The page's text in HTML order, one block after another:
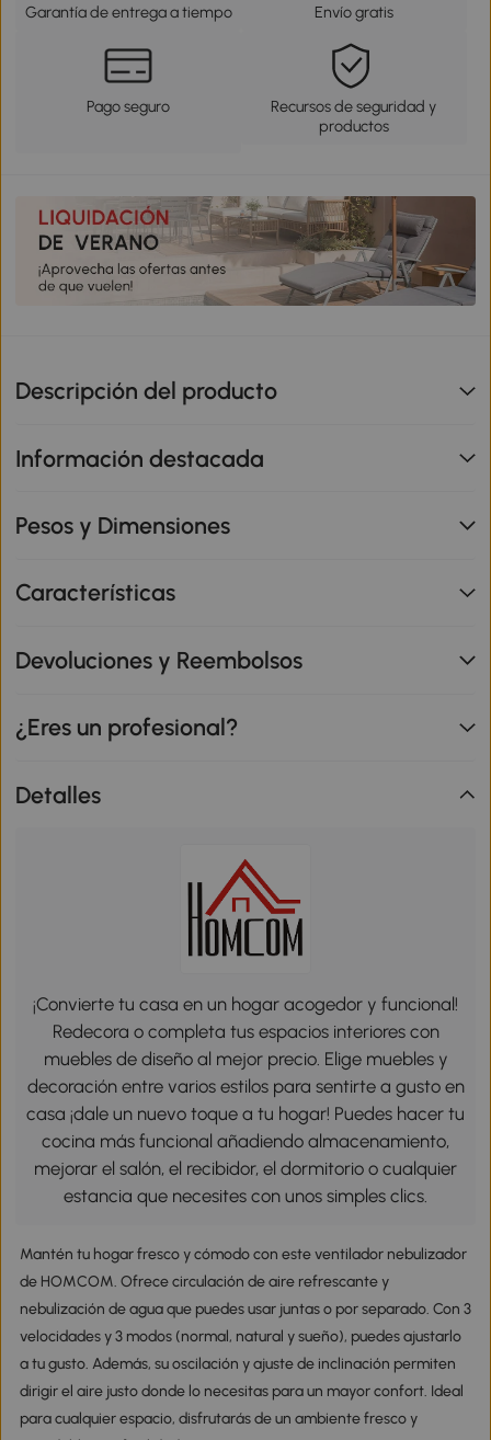
Garantía de entrega a tiempo Envío gratis
Pago seguro
Recursos de seguridad y
productos
Descripción del producto
Información destacada
Pesos y Dimensiones
Características
Devoluciones y Reembolsos
¿Eres un profesional?
Detalles
¡Convierte tu casa en un hogar acogedor y funcional!
Redecora o completa tus espacios interiores con
muebles de diseño al mejor precio. Elige muebles y
decoración entre varios estilos para sentirte a gusto en
casa ¡dale un nuevo toque a tu hogar! Puedes hacer tu
cocina más funcional añadiendo almacenamiento,
mejorar el salón, el recibidor, el dormitorio o cualquier
estancia que necesites con unos simples clics.
Mantén tu hogar fresco y cómodo con este ventilador nebulizador
de HOMCOM. Ofrece circulación de aire refrescante y
nebulización de agua que puedes usar juntas o por separado. Con 3
velocidades y 3 modos (normal, natural y sueño), puedes ajustarlo
a tu gusto. Además, su oscilación y ajuste de inclinación permiten
dirigir el aire justo donde lo necesitas para un mayor confort. Ideal
para cualquier espacio, disfrutarás de un ambiente fresco y